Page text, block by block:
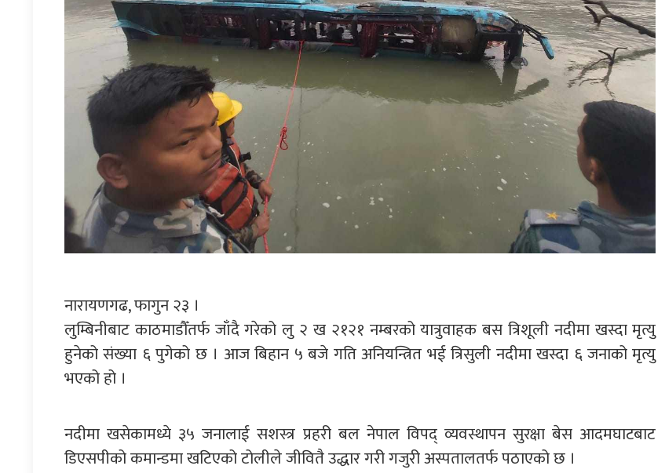
नारायणगढ, फागुन २३ ।
लुम्बिनीबाट काठमाडौँतर्फ जाँदै गरेको लु २ ख २१२१ नम्बरको यात्रुवाहक बस त्रिशूली नदीमा खस्दा मृत्यु
हुनेको संख्या ६ पुगेको छ । आज बिहान ५ बजे गति अनियन्त्रित भई त्रिसुली नदीमा खस्दा ६ जनाको मृत्यु
भएको हो ।
नदीमा खसेकामध्ये ३५ जनालाई सशस्त्र प्रहरी बल नेपाल विपद् व्यवस्थापन सुरक्षा बेस आदमघाटबाट
डिएसपीको कमान्डमा खटिएको टोलीले जीवितै उद्धार गरी गजुरी अस्पतालतर्फ पठाएको छ ।